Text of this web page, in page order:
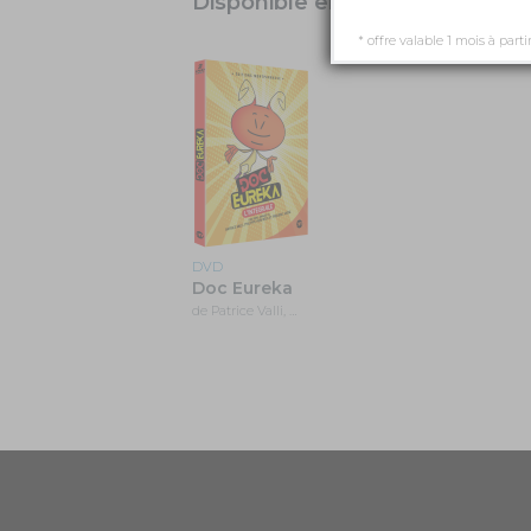
DVD
Doc Eureka
de Patrice Valli, …
* offre valable 1 mois à